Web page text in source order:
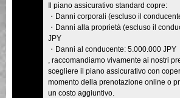
Il piano assicurativo standard copre:
・Danni corporali (escluso il
・Danni alla proprietà (escluso il
JPY
・Danni al conducente: 5.000.000 JPY
, raccomandiamo vivamente ai nostri
scegliere il piano assicurativo con
momento della prenotazione online o
un costo aggiuntivo.